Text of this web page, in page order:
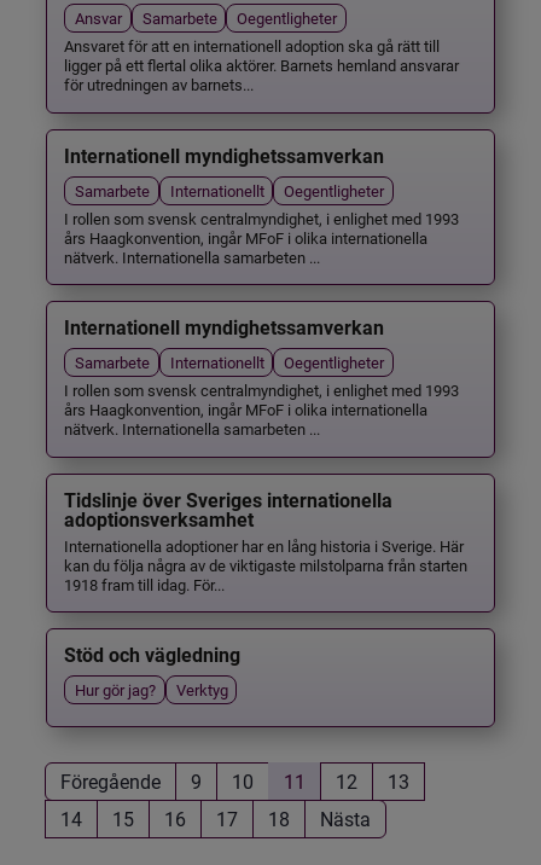
Ansvar Samarbete
Oegentligheter
Ansvaret för att en internationell adoption ska gå rätt till
ligger på ett flertal olika aktörer. Barnets hemland ansvarar
för utredningen av barnets...
Internationell myndighetssamverkan
Samarbete Internationellt
Oegentligheter
I rollen som svensk centralmyndighet, i enlighet med 1993
års Haagkonvention, ingår MFoF i olika internationella
nätverk. Internationella samarbeten ...
Internationell myndighetssamverkan
Samarbete Internationellt
Oegentligheter
I rollen som svensk centralmyndighet, i enlighet med 1993
års Haagkonvention, ingår MFoF i olika internationella
nätverk. Internationella samarbeten ...
Tidslinje över Sveriges internationella
adoptionsverksamhet
Internationella adoptioner har en lång historia i Sverige. Här
kan du följa några av de viktigaste milstolparna från starten
1918 fram till idag. För...
Stöd och vägledning
Hur gör jag? Verktyg
Föregående 9 10 11 12
13
14
15 16 17 18 Nästa